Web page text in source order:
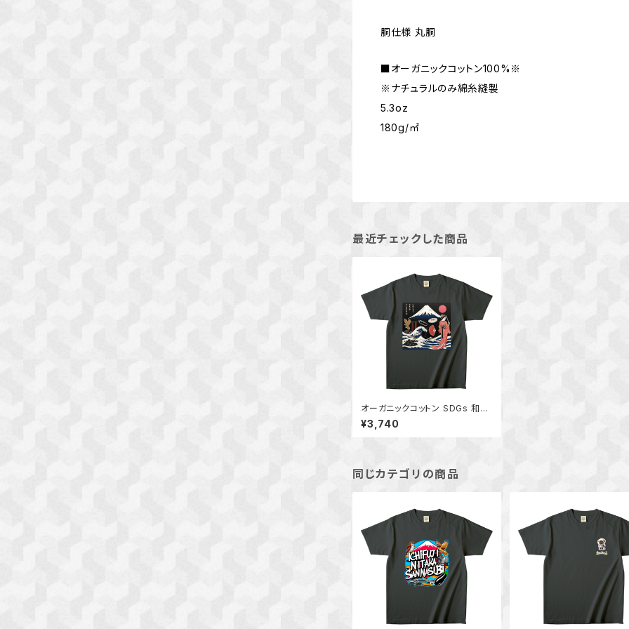
胴仕様 丸胴
■オーガニックコットン100%※
※ナチュラルのみ綿糸縫製
5.3oz
180g/㎡
最近チェックした商品
オーガニックコットン SDGs 和風
絵 プリントTシャツ メンズ レディ
ース 和柄 日本縁起物 一富士二
鷹三茄子 いちふじにたかさんなす
¥3,740
同じカテゴリの商品